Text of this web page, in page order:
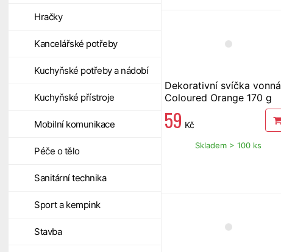
Hračky
Kancelářské potřeby
Kuchyňské potřeby a nádobí
Kuchyňské přístroje
Mobilní komunikace
Péče o tělo
Sanitární technika
Sport a kempink
Stavba
Dekorativní svíčka vonná
Coloured Orange 170 g
59 Kč
Skladem > 100 ks